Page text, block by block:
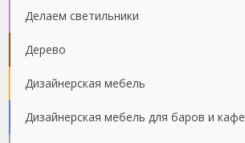
Делаем светильники
Дерево
Дизайнерская мебель
Дизайнерская мебель для баров и кафе